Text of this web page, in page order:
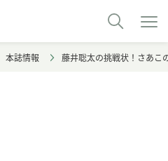
本誌情報 藤井聡太の挑戦状！さあこ